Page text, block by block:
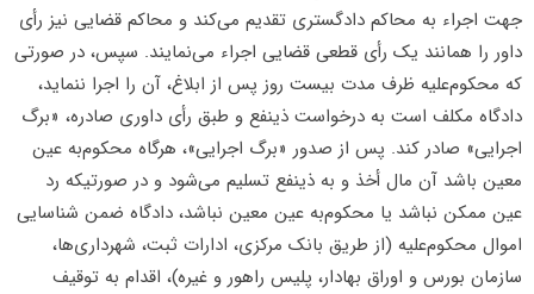
جهت اجراء به محاکم دادگستری تقدیم می‌کند و محاکم قضایی نیز رأی
داور را همانند یک رأی قطعی قضایی اجراء می‌نمایند. سپس، در صورتی
که محکوم‌علیه ظرف مدت بیست روز پس از ابلاغ، آن را اجرا ننماید،
دادگاه مکلف است به درخواست ذینفع و طبق رأی داوری صادره، «برگ
اجرایی» صادر کند. پس از صدور «برگ اجرایی»، هرگاه محکوم‌به عین
معین باشد آن مال أخذ و به ذینفع تسلیم می‌شود و در صورتیکه رد
عین ممکن نباشد یا محکوم‌به عین معین نباشد، دادگاه ضمن شناسایی
اموال محکوم‌علیه (از طریق بانک مرکزی، ادارات ثبت، شهرداری‌ها،
سازمان بورس و اوراق بهادار، پلیس راهور و غیره)، اقدام به توقیف